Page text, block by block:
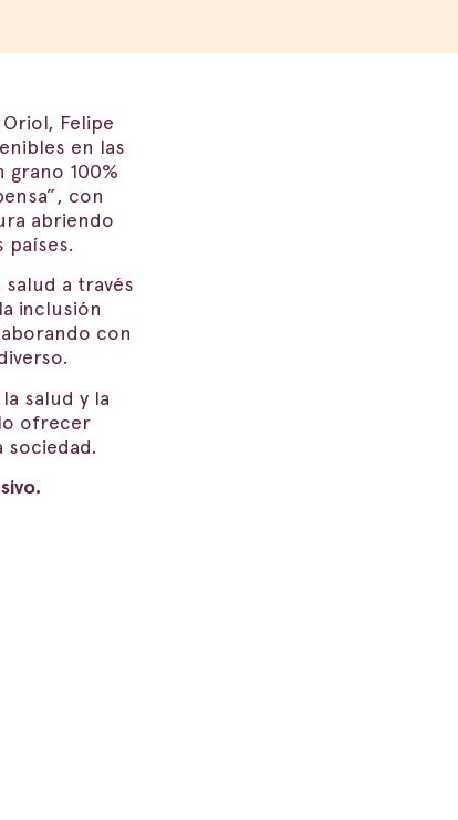
Felipe
en las
100%
con
abriendo
países.
a través
inclusión
con
salud y la
ofrecer